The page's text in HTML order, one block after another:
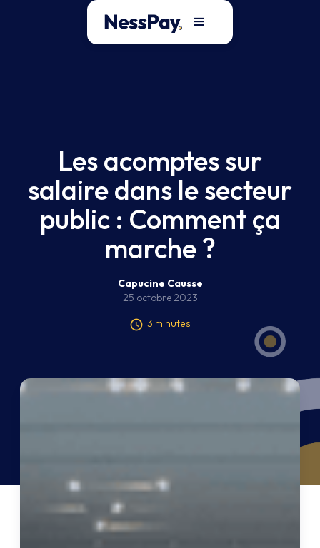
Les acomptes sur
salaire dans le secteur
public : Comment ça
marche ?
Capucine Causse
25 octobre 2023
3 minutes